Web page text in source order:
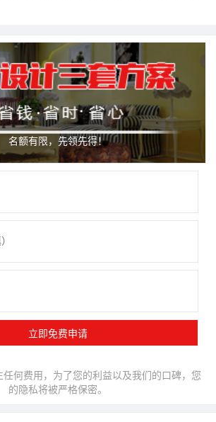
名额有限，先领先得！
何费用，为了您的利益以及我们的口碑，您
的隐私将被严格保密。